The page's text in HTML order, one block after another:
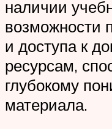
наличии
возможности
и доступа к
ресурсам,
глубокому
материала.